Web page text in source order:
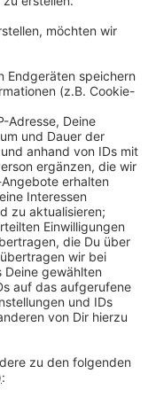
brauchen unsere
in NRW, die
in den sozialen
die Abstimmung.
auch Bocholt
Rathäusern.